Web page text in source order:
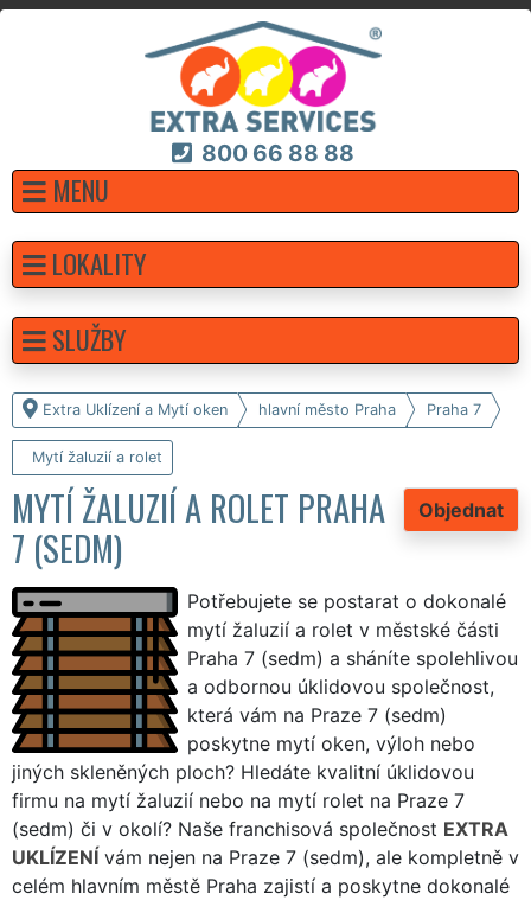
800 66 88 88
MENU
Extra Uklízení a Mytí oken hlavní město Praha Praha 7
Mytí žaluzií a rolet
Objednat
MYTÍ ŽALUZIÍ A ROLET PRAHA
7 (SEDM)
Potřebujete se postarat o dokonalé
mytí žaluzií a rolet v městské části
Praha 7 (sedm) a sháníte spolehlivou
a odbornou úklidovou společnost,
která vám na Praze 7 (sedm)
poskytne mytí oken, výloh nebo
jiných skleněných ploch? Hledáte kvalitní úklidovou
firmu na mytí žaluzií nebo na mytí rolet na Praze 7
(sedm) či v okolí? Naše franchisová společnost EXTRA
UKLÍZENÍ vám nejen na Praze 7 (sedm), ale kompletně v
celém hlavním městě Praha zajistí a poskytne dokonalé
LOKALITY
SLUŽBY